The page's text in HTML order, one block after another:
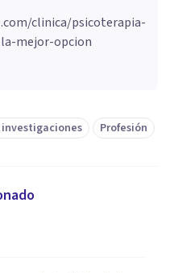
clinica/psicoterapia-
mejor-opcion
investigaciones Profesión